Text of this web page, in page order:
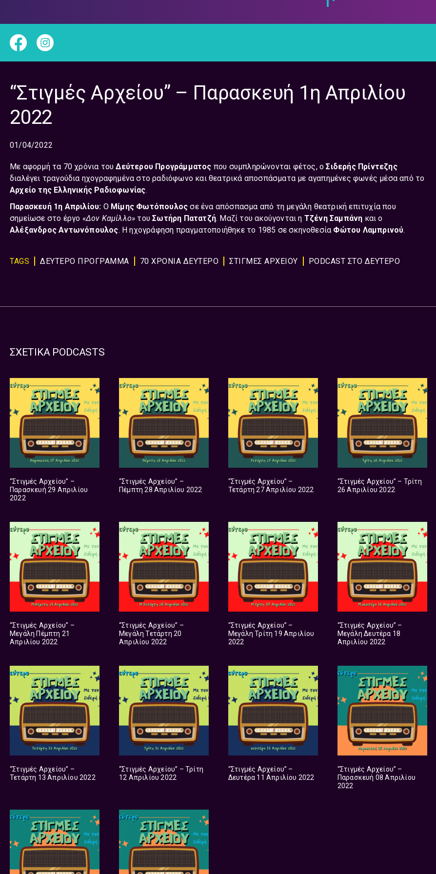
“Στιγμές Αρχείου” – Παρασκευή 1η Απριλίου
2022
01/04/2022
Με αφορμή τα 70 χρόνια τουΔεύτερου Προγράμματος που συμπληρώνονται φέτος, οΣιδερής Πρίντεζης
διαλέγει τραγούδια ηχογραφημένα στο ραδιόφωνο και θεατρικά αποσπάσματα με αγαπημένες φωνές μέσα από το
Αρχείο της Ελληνικής Ραδιοφωνίας.
Παρασκευή 1η Απριλίου: Ο Μίμης Φωτόπουλος σε ένα απόσπασμα από τη μεγάλη θεατρική επιτυχία που
σημείωσε στο έργο «Δον Καμίλλο» τουΣωτήρη Πατατζή. Μαζί του ακούγονται η Τζένη Σαμπάνη και ο
Αλέξανδρος Αντωνόπουλος. Η ηχογράφηση πραγματοποιήθηκε το 1985 σε σκηνοθεσία Φώτου Λαμπρινού.
TAGS ΔΕΥΤΕΡΟ ΠΡΟΓΡΑΜΜΑ 70 ΧΡΟΝΙΑ ΔΕΥΤΕΡΟ ΣΤΙΓΜΕΣ ΑΡΧΕΙΟΥ PODCAST ΣΤΟ ΔΕΎΤΕΡΟ
ΣΧΕΤΙΚΑ PODCASTS
“Στιγμές Αρχείου” –
Παρασκευή 29 Απριλίου
2022
“Στιγμές Αρχείου” –
Πέμπτη 28 Απριλίου 2022
“Στιγμές Αρχείου” –
Τετάρτη 27 Απριλίου 2022
“Στιγμές Αρχείου” – Τρίτη
26 Απριλίου 2022
“Στιγμές Αρχείου” –
Μεγάλη Πέμπτη 21
Απριλίου 2022
“Στιγμές Αρχείου” –
Μεγάλη Τετάρτη 20
Απριλίου 2022
“Στιγμές Αρχείου” –
Μεγάλη Τρίτη 19 Απριλίου
2022
“Στιγμές Αρχείου” –
Μεγάλη Δευτέρα 18
Απριλίου 2022
“Στιγμές Αρχείου” –
Τετάρτη 13 Απριλίου 2022
“Στιγμές Αρχείου” – Τρίτη
12 Απριλίου 2022
“Στιγμές Αρχείου” –
Δευτέρα 11 Απριλίου 2022
“Στιγμές Αρχείου” –
Παρασκευή 08 Απριλίου
2022